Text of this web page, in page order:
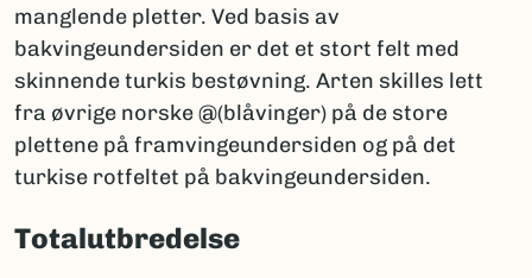
manglende pletter. Ved basis av
bakvingeundersiden er det et stort felt med
skinnende turkis bestøvning. Arten skilles lett
fra øvrige norske @(blåvinger) på de store
plettene på framvingeundersiden og på det
turkise rotfeltet på bakvingeundersiden.
Totalutbredelse